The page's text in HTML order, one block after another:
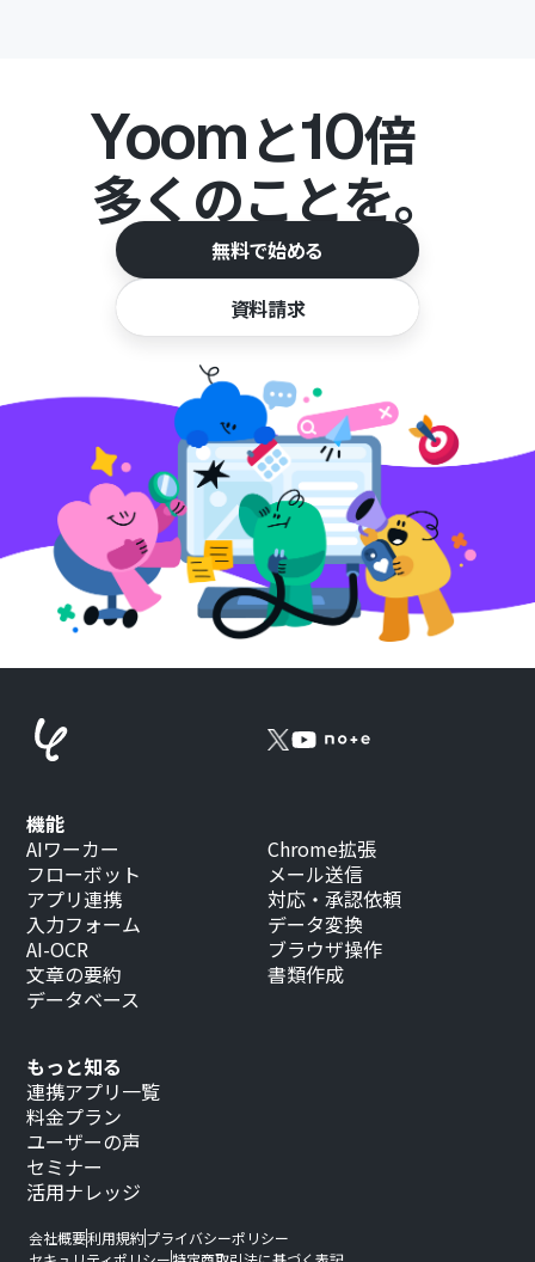
Yoomと10倍
多くのことを。
無料で始める
資料請求
もっと知る
連携アプリ一覧
料金プラン
ユーザーの声
セミナー
活用ナレッジ
機能
AIワーカー
フローボット
アプリ連携
入力フォーム
AI-OCR
文章の要約
データベース
Chrome拡張
メール送信
対応・承認依頼
データ変換
ブラウザ操作
書類作成
会社概要利用規約プライバシーポリシー